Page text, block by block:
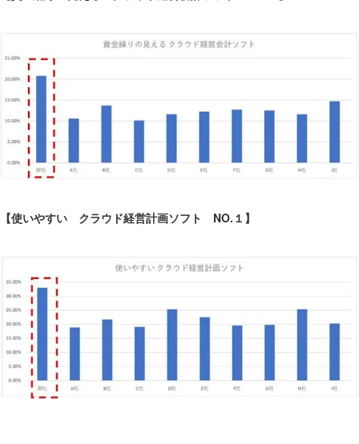
【使いやすい クラウド経営計画ソフト NO.１】